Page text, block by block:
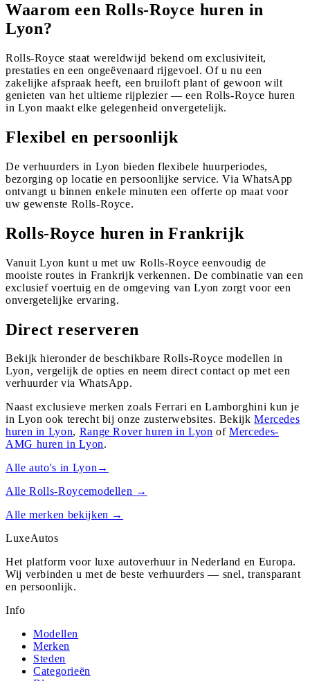
Waarom een Rolls-Royce huren in
Lyon?
Rolls-Royce staat wereldwijd bekend om exclusiviteit,
prestaties en een ongeëvenaard rijgevoel. Of u nu een
zakelijke afspraak heeft, een bruiloft plant of gewoon wilt
genieten van het ultieme rijplezier — een Rolls-Royce huren
in Lyon maakt elke gelegenheid onvergetelijk.
Flexibel en persoonlijk
De verhuurders in Lyon bieden flexibele huurperiodes,
bezorging op locatie en persoonlijke service. Via WhatsApp
ontvangt u binnen enkele minuten een offerte op maat voor
uw gewenste Rolls-Royce.
Rolls-Royce huren in Frankrijk
Vanuit Lyon kunt u met uw Rolls-Royce eenvoudig de
mooiste routes in Frankrijk verkennen. De combinatie van een
exclusief voertuig en de omgeving van Lyon zorgt voor een
onvergetelijke ervaring.
Direct reserveren
Bekijk hieronder de beschikbare Rolls-Royce modellen in
Lyon, vergelijk de opties en neem direct contact op met een
verhuurder via WhatsApp.
Naast exclusieve merken zoals Ferrari en Lamborghini kun je
in Lyon ook terecht bij onze zusterwebsites. Bekijk Mercedes
huren in Lyon, Range Roverhuren inLyon ofMercedes-
AMG huren inLyon.
Alle auto's in Lyon→
AlleRolls-Roycemodellen →
Alle merken bekijken →
LuxeAutos
Het platform voor luxe autoverhuur in Nederland en Europa.
Wij verbinden u met de beste verhuurders — snel, transparant
en persoonlijk.
Info
Modellen
Merken
Steden
Categorieën